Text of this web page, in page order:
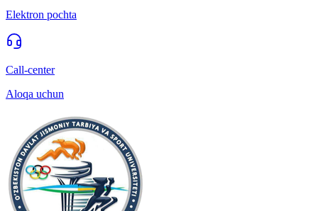
Elektron pochta
Call-center
Aloqa uchun